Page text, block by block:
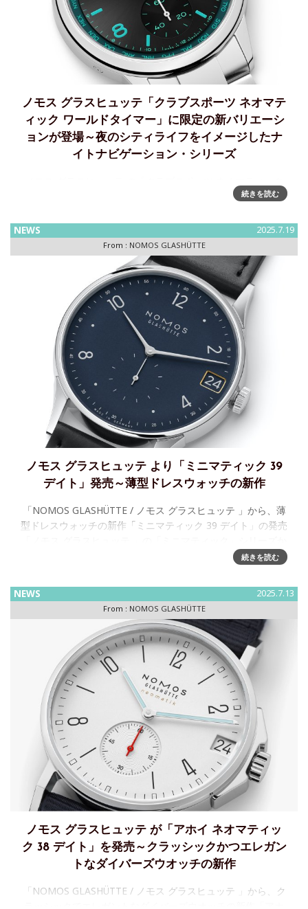
ノモス グラスヒュッテ「クラブスポーツ ネオマテ
ィック ワールドタイマー」に限定の新バリエーシ
ョンが登場～夜のシティライフをイメージしたナ
イトナビゲーション・シリーズ
ワールドタイマー」に世界限定・新カラーが登場～夜のシテ
11月に発売「NOMOS GLASHÜTTE 」から
続きを読む
NEWS 2025.7.19
From : NOMOS GLASHÜTTE
ノモス グラスヒュッテ より「ミニマティック 39
デイト」発売～薄型ドレスウォッチの新作
「NOMOS GLASHÜTTE / ノモス グラスヒュッテ 」から、薄
型ドレスウォッチの新作「ミニマティック 39 デイト」の発売
続きを読む
NEWS 2025.7.13
From : NOMOS GLASHÜTTE
ノモス グラスヒュッテ が「アホイ ネオマティッ
ク 38 デイト」を発売～クラッシックかつエレガン
トなダイバーズウオッチの新作
「NOMOS GLASHÜTTE / ノモス グラスヒュッテ 」から、ク